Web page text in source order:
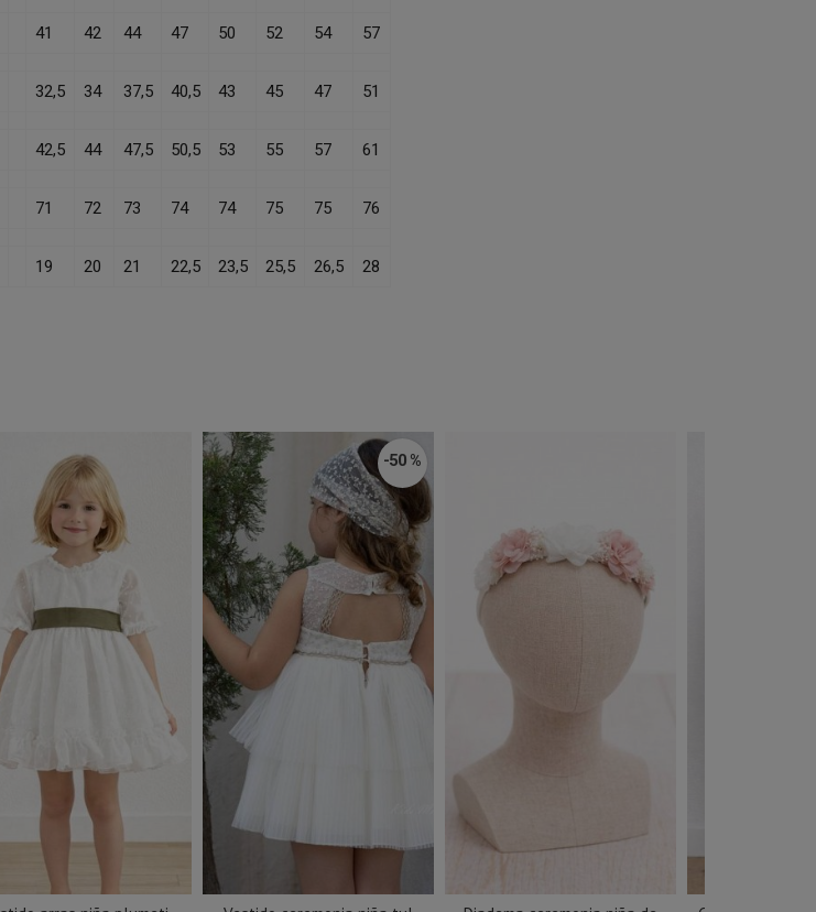
41 42 44 47 50 52 54 57
32,5 34 37,5 40,5 43 45 47 51
42,5 44 47,5 50,5 53 55 57 61
71 72 73 74 74 75 75 76
19 20 21 22,5 23,5 25,5 26,5 28
-50 %